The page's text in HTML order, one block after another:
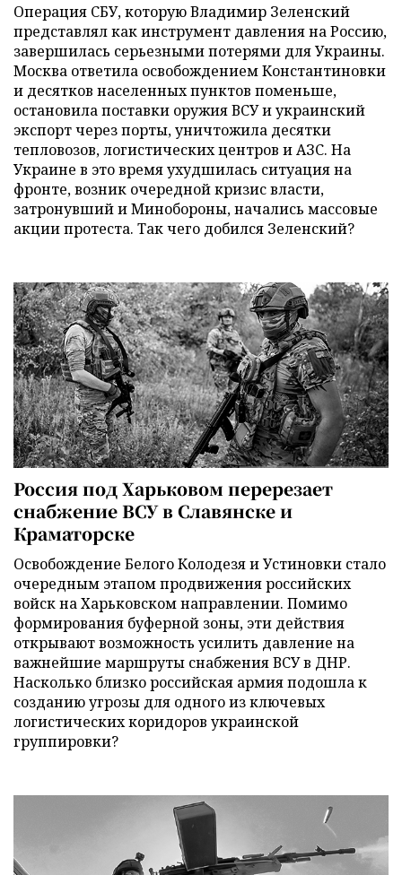
Операция СБУ, которую Владимир Зеленский
представлял как инструмент давления на Россию,
завершилась серьезными потерями для Украины.
Москва ответила освобождением Константиновки
и десятков населенных пунктов поменьше,
остановила поставки оружия ВСУ и украинский
экспорт через порты, уничтожила десятки
тепловозов, логистических центров и АЗС. На
Украине в это время ухудшилась ситуация на
фронте, возник очередной кризис власти,
затронувший и Минобороны, начались массовые
акции протеста. Так чего добился Зеленский?
Россия под Харьковом перерезает
снабжение ВСУ в Славянске и
Краматорске
Освобождение Белого Колодезя и Устиновки стало
очередным этапом продвижения российских
войск на Харьковском направлении. Помимо
формирования буферной зоны, эти действия
открывают возможность усилить давление на
важнейшие маршруты снабжения ВСУ в ДНР.
Насколько близко российская армия подошла к
созданию угрозы для одного из ключевых
логистических коридоров украинской
группировки?